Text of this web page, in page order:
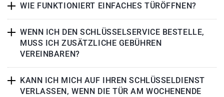
WIE FUNKTIONIERT EINFACHES TÜRÖFFNEN?
WENN ICH DEN SCHLÜSSELSERVICE BESTELLE,
MUSS ICH ZUSÄTZLICHE GEBÜHREN
VEREINBAREN?
KANN ICH MICH AUF IHREN SCHLÜSSELDIENST
VERLASSEN, WENN DIE TÜR AM WOCHENENDE